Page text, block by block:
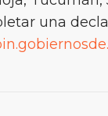
una